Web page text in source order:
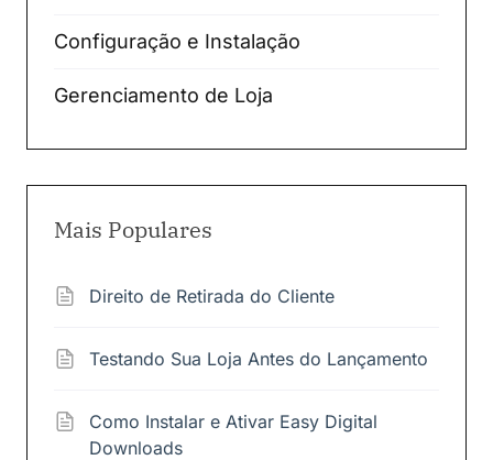
Configuração e Instalação
Gerenciamento de Loja
Mais Populares
Direito de Retirada do Cliente
Testando Sua Loja Antes do Lançamento
Como Instalar e Ativar Easy Digital
Downloads